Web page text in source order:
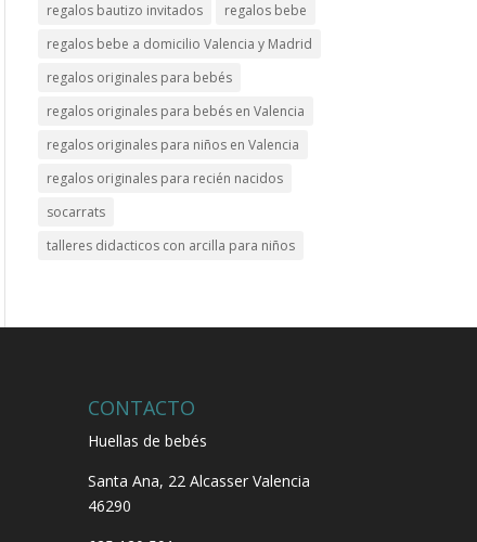
regalos bautizo invitados
regalos bebe
regalos bebe a domicilio Valencia y Madrid
regalos originales para bebés
regalos originales para bebés en Valencia
regalos originales para niños en Valencia
regalos originales para recién nacidos
socarrats
talleres didacticos con arcilla para niños
CONTACTO
Huellas de bebés
Santa Ana, 22Alcasser Valencia
46290